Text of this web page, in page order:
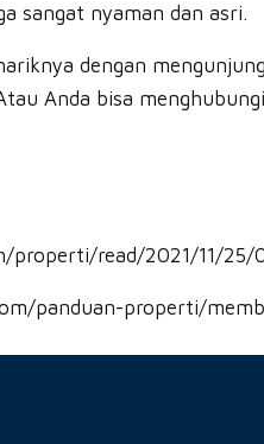
sangat nyaman dan asri.
dengan
Anda bisa
read/2021/11/25/
panduan-properti/